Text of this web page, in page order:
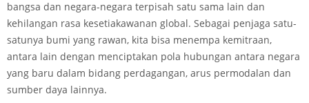
bangsa dan negara-negara terpisah satu sama lain dan
kehilangan rasa kesetiakawanan global. Sebagai penjaga satu-
satunya bumi yang rawan, kita bisa menempa kemitraan,
antara lain dengan menciptakan pola hubungan antara negara
yang baru dalam bidang perdagangan, arus permodalan dan
sumber daya lainnya.